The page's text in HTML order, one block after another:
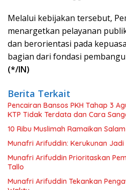
Melalui kebijakan tersebut,
menargetkan pelayanan
dan berorientasi pada
bagian dari fondasi
(*/IN)
Berita Terkait
Pencairan Bansos PKH Tahap 3
KTP Tidak Terdata dan Cara
10 Ribu Muslimah Ramaikan
Munafri Arifuddin: Kerukunan
Munafri Arifuddin Prioritaskan
Tallo
Munafri Arifuddin Tekankan